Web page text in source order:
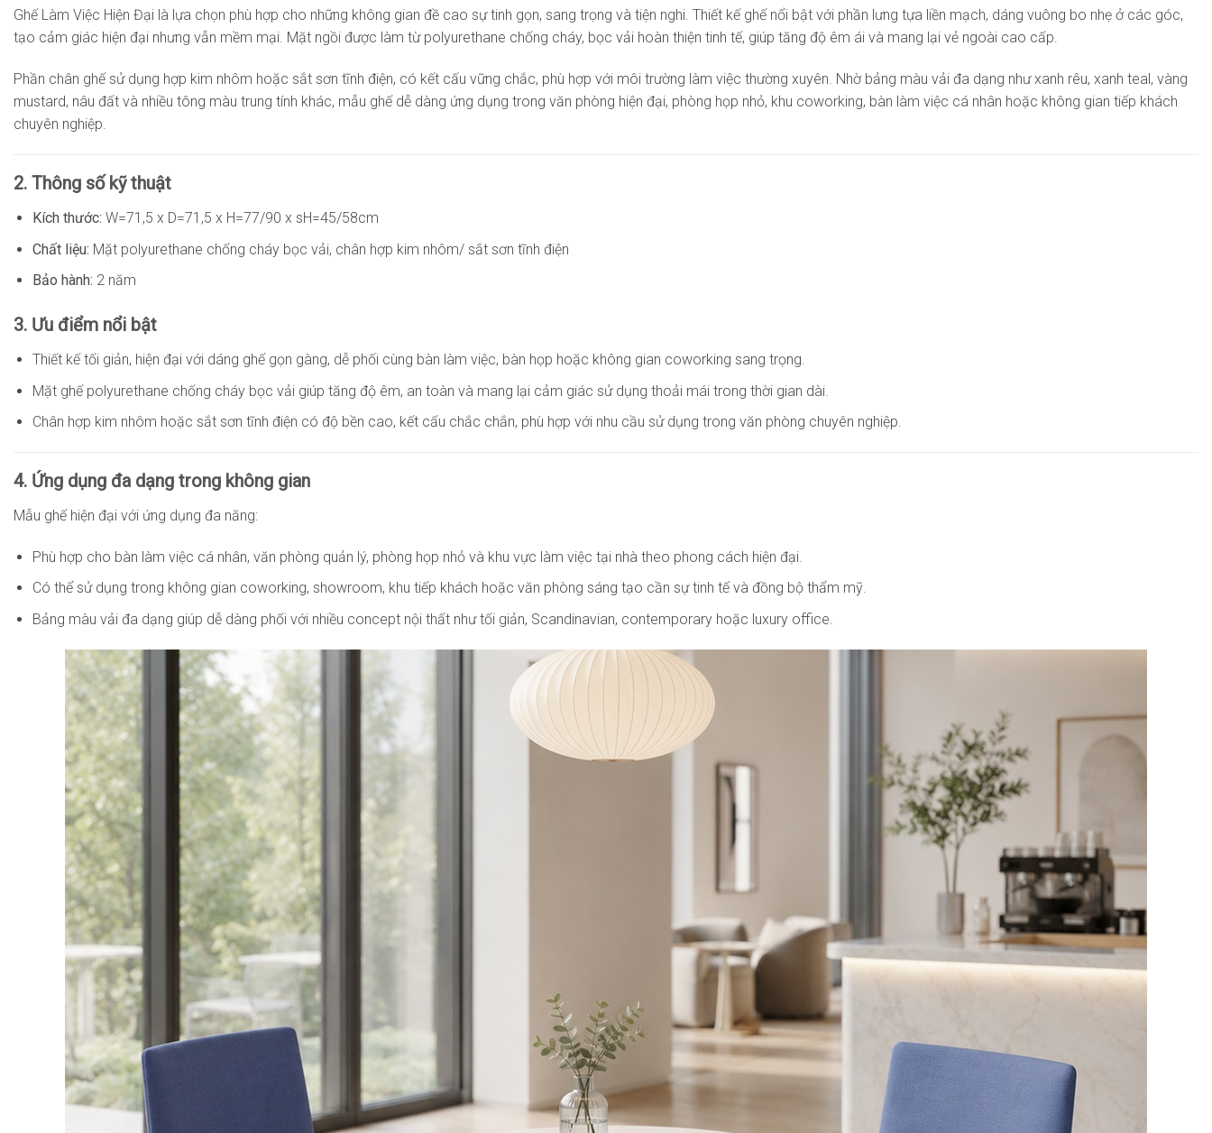
Ghế Làm Việc Hiện Đại là lựa chọn phù hợp cho những không gian đề cao sự tinh gọn, sang trọng và tiện nghi. Thiết kế ghế nổi bật với phần lưng tựa liền mạch, dáng vuông bo nhẹ ở các góc,
tạo cảm giác hiện đại nhưng vẫn mềm mại. Mặt ngồi được làm từ polyurethane chống cháy, bọc vải hoàn thiện tinh tế, giúp tăng độ êm ái và mang lại vẻ ngoài cao cấp.
Phần chân ghế sử dụng hợp kim nhôm hoặc sắt sơn tĩnh điện, có kết cấu vững chắc, phù hợp với môi trường làm việc thường xuyên. Nhờ bảng màu vải đa dạng như xanh rêu, xanh teal, vàng
mustard, nâu đất và nhiều tông màu trung tính khác, mẫu ghế dễ dàng ứng dụng trong văn phòng hiện đại, phòng họp nhỏ, khu coworking, bàn làm việc cá nhân hoặc không gian tiếp khách
chuyên nghiệp.
2. Thông số kỹ thuật
Kích thước: W=71,5 x D=71,5 x H=77/90 x sH=45/58cm
Chất liệu: Mặtpolyurethane chống cháy bọc vải, chân hợp kim nhôm/ sắt sơn tĩnh điện
Bảo hành: 2 năm
3. Ưu điểm nổi bật
Thiết kế tối giản, hiện đại với dáng ghế gọn gàng, dễ phối cùng bàn làm việc, bàn họp hoặc không gian coworking sang trọng.
Mặt ghế polyurethane chống cháy bọc vải giúp tăng độ êm, an toàn và mang lại cảm giác sử dụng thoải mái trong thời gian dài.
Chân hợp kim nhôm hoặc sắt sơn tĩnh điện có độ bền cao, kết cấu chắc chắn, phù hợp với nhu cầu sử dụng trong văn phòng chuyên nghiệp.
4. Ứng dụng đa dạng trong không gian
Mẫu ghế hiện đại với ứng dụng đa năng:
Phù hợp cho bàn làm việc cá nhân, văn phòng quản lý, phòng họp nhỏ và khu vực làm việc tại nhà theo phong cách hiện đại.
Có thể sử dụng trong không gian coworking, showroom, khu tiếp khách hoặc văn phòng sáng tạo cần sự tinh tế và đồng bộ thẩm mỹ.
Bảng màu vải đa dạng giúp dễ dàng phối với nhiều concept nội thất như tối giản, Scandinavian, contemporary hoặc luxury office.